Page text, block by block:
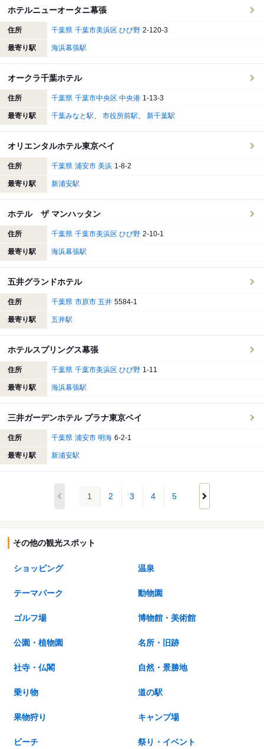
ホテルニューオータニ幕張
住所 千葉県 千葉市美浜区 ひび野 2-120-3
最寄り駅 海浜幕張駅
オークラ千葉ホテル
住所 千葉県 千葉市中央区 中央港 1-13-3
最寄り駅 千葉みなと駅 市役所前駅 新千葉駅
オリエンタルホテル東京ベイ
住所 千葉県 浦安市 美浜 1-8-2
最寄り駅 新浦安駅
ホテル ザ マンハッタン
住所 千葉県 千葉市美浜区 ひび野 2-10-1
最寄り駅 海浜幕張駅
五井グランドホテル
住所 千葉県 市原市 五井 5584-1
最寄り駅 五井駅
ホテルスプリングス幕張
住所 千葉県 千葉市美浜区 ひび野 1-11
最寄り駅 海浜幕張駅
三井ガーデンホテル プラナ東京ベイ
住所 千葉県 浦安市 明海 6-2-1
最寄り駅 新浦安駅
1 2 3 4 5
その他の観光スポット
ショッピング 温泉
テーマパーク 動物園
ゴルフ場 博物館・美術館
公園・植物園 名所・旧跡
社寺・仏閣 自然・景勝地
乗り物 道の駅
果物狩り キャンプ場
ビーチ 祭り・イベント